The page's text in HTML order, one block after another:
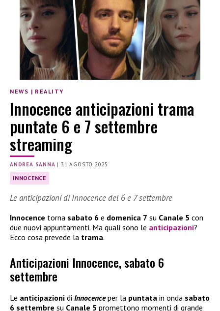
NEWS | REALITY
Innocence anticipazioni trama
puntate 6 e 7 settembre
streaming
ANDREA SANNA |31 AGOSTO 2025
INNOCENCE
Le anticipazioni di Innocence del 6 e 7 settembre
Innocence torna sabato 6 e domenica 7 su Canale 5 con
due nuovi appuntamenti. Ma quali sono le anticipazioni?
Ecco cosa prevede la trama.
Anticipazioni Innocence, sabato 6
settembre
Le anticipazioni di Innocenceper la puntata in onda sabato
6 settembre su Canale 5 promettono momenti di grande